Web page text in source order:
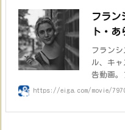
フラン
ト・
フラン
ル、キ
告動画
https://eiga.com/movie/